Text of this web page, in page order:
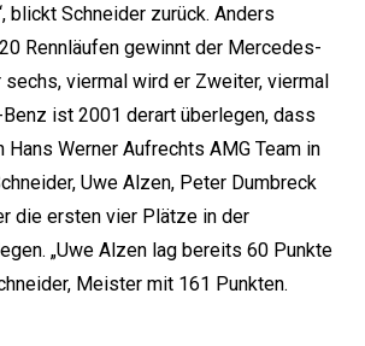
blickt Schneider zurück. Anders
Rennläufen gewinnt der Mercedes-
viermal wird er Zweiter, viermal
ist 2001 derart überlegen, dass
Hans Werner Aufrechts AMG Team in
Uwe Alzen, Peter Dumbreck
die ersten vier Plätze in der
„Uwe Alzen lag bereits 60 Punkte
Meister mit 161 Punkten.